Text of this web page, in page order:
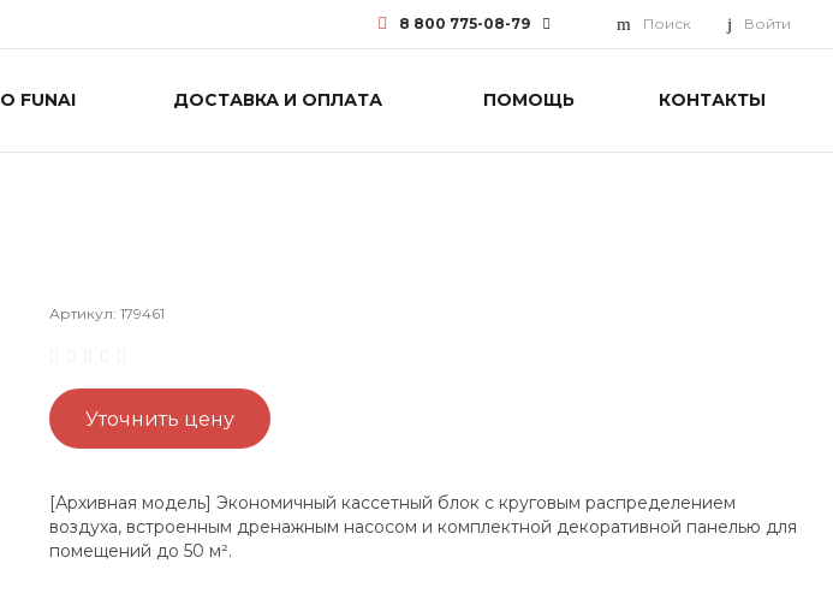
8 800 775-08-79 Поиск Войти
О FUNAI ДОСТАВКА И ОПЛАТА ПОМОЩЬ КОНТАКТЫ
Артикул: 179461
Уточнить цену
[Архивная модель] Экономичный кассетный блок с круговым распределением
воздуха, встроенным дренажным насосом и комплектной декоративной панелью для
помещений до 50 м².